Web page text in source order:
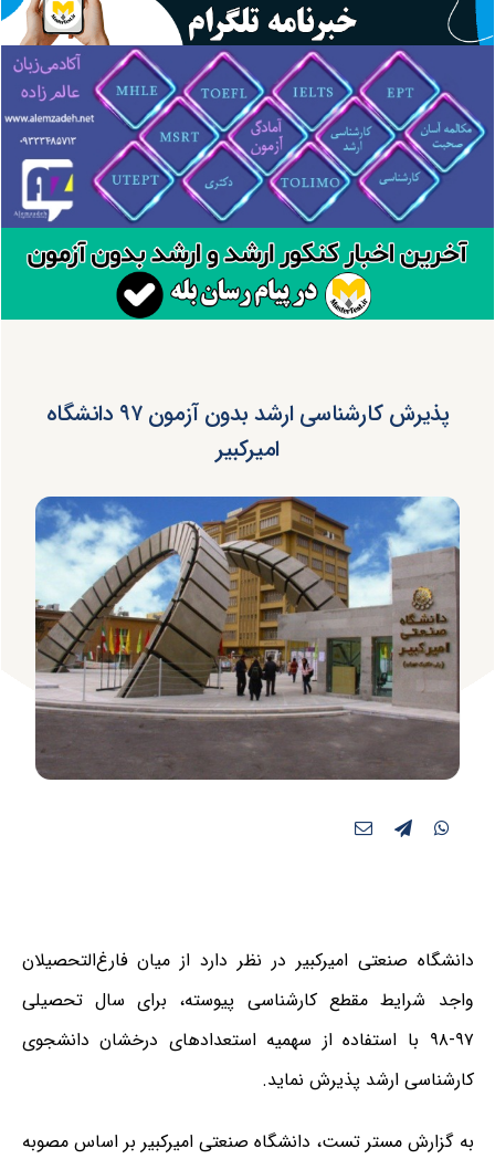
پذیرش کارشناسی ارشد بدون آزمون ۹۷ دانشگاه
امیرکبیر
دانشگاه صنعتی امیرکبیر در نظر دارد از میان فارغ‌التحصیلان
واجد شرایط مقطع کارشناسی پیوسته، برای سال تحصیلی
۹۷-۹۸ با استفاده از سهمیه استعدادهای درخشان دانشجوی
کارشناسی ارشد پذیرش نماید.
به گزارش مستر تست، دانشگاه صنعتی امیرکبیر بر اساس مصوبه